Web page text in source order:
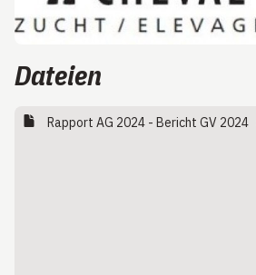
Dateien
Rapport AG 2024 - Bericht GV 2024